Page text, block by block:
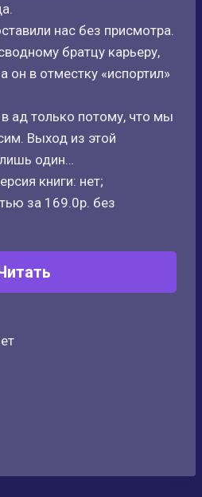
нас без присмотра.
братцу карьеру,
он в отместку «испортил»
ад только потому, что мы
Выход из этой
один…
книги: нет;
за 169.0р. без